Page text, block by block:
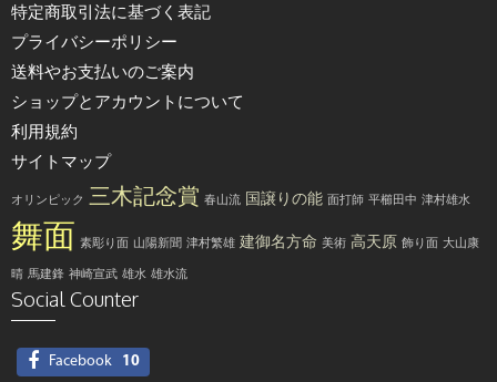
特定商取引法に基づく表記
プライバシーポリシー
送料やお支払いのご案内
ショップとアカウントについて
利用規約
サイトマップ
オリンピック 三木記念賞 春山流 国譲りの能 面打師 平櫛田中 津村雄水
舞面 素彫り面 山陽新聞 津村繁雄 建御名方命 美術 高天原 飾り面 大山康
晴 馬建鋒 神崎宣武 雄水 雄水流
Social Counter
Facebook 10